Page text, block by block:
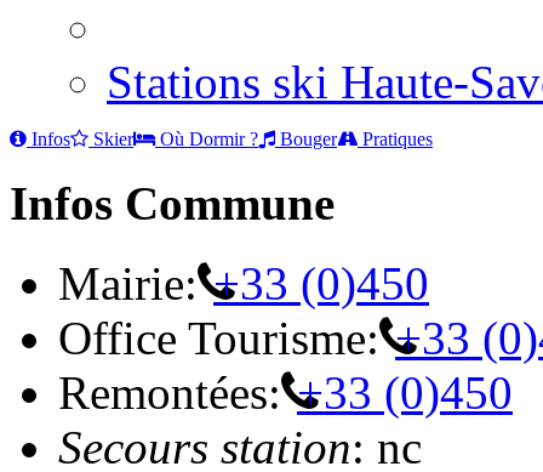
Stations ski Haute-
Infos Skier Où Dormir ? Bouger Pratiques
Infos Commune
Mairie: +33 (0)450
Office Tourisme: +33
Remontées: +33 (0)450
Secours station: nc